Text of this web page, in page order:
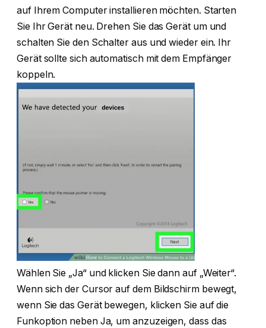
auf Ihrem Computer installieren möchten. Starten
Sie Ihr Gerät neu. Drehen Sie das Gerät um und
schalten Sie den Schalter aus und wieder ein. Ihr
Gerät sollte sich automatisch mit dem Empfänger
koppeln.
Wählen Sie „Ja“ und klicken Sie dann auf „Weiter“.
Wenn sich der Cursor auf dem Bildschirm bewegt,
wenn Sie das Gerät bewegen, klicken Sie auf die
Funkoption neben Ja, um anzuzeigen, dass das